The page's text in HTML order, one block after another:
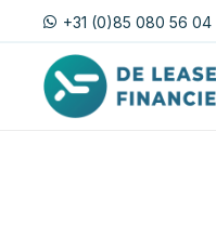
+31 (0)85 080 56 04